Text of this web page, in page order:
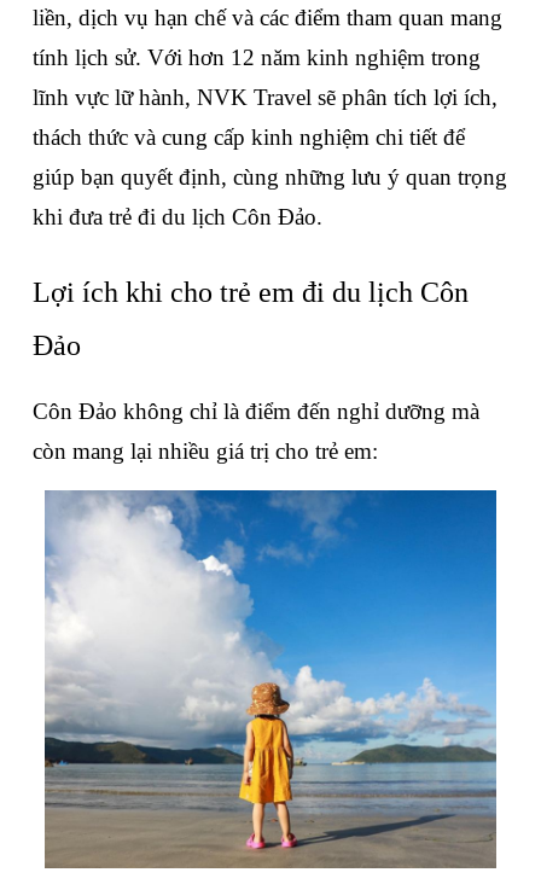
liền, dịch vụ hạn chế và các điểm tham quan mang
tính lịch sử. Với hơn 12 năm kinh nghiệm trong
lĩnh vực lữ hành, NVK Travel sẽ phân tích lợi ích,
thách thức và cung cấp kinh nghiệm chi tiết để
giúp bạn quyết định, cùng những lưu ý quan trọng
khi đưa trẻ đi du lịch Côn Đảo.
Lợi ích khi cho trẻ em đi du lịch Côn
Đảo
Côn Đảo không chỉ là điểm đến nghỉ dưỡng mà
còn mang lại nhiều giá trị cho trẻ em: